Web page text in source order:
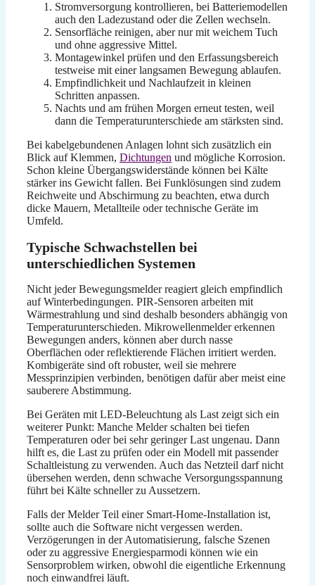
Stromversorgung kontrollieren, bei Batteriemodellen
auch den Ladezustand oder die Zellen wechseln.
Sensorfläche reinigen, aber nur mit weichem Tuch
und ohne aggressive Mittel.
Montagewinkel prüfen und den Erfassungsbereich
testweise mit einer langsamen Bewegung ablaufen.
Empfindlichkeit und Nachlaufzeit in kleinen
Schritten anpassen.
Nachts und am frühen Morgen erneut testen, weil
dann die Temperaturunterschiede am stärksten sind.
Bei kabelgebundenen Anlagen lohnt sich zusätzlich ein
Blick auf Klemmen, Dichtungen und mögliche Korrosion.
Schon kleine Übergangswiderstände können bei Kälte
stärker ins Gewicht fallen. Bei Funklösungen sind zudem
Reichweite und Abschirmung zu beachten, etwa durch
dicke Mauern, Metallteile oder technische Geräte im
Umfeld.
Typische Schwachstellen bei
unterschiedlichen Systemen
Nicht jeder Bewegungsmelder reagiert gleich empfindlich
auf Winterbedingungen. PIR-Sensoren arbeiten mit
Wärmestrahlung und sind deshalb besonders abhängig von
Temperaturunterschieden. Mikrowellenmelder erkennen
Bewegungen anders, können aber durch nasse
Oberflächen oder reflektierende Flächen irritiert werden.
Kombigeräte sind oft robuster, weil sie mehrere
Messprinzipien verbinden, benötigen dafür aber meist eine
sauberere Abstimmung.
Bei Geräten mit LED-Beleuchtung als Last zeigt sich ein
weiterer Punkt: Manche Melder schalten bei tiefen
Temperaturen oder bei sehr geringer Last ungenau. Dann
hilft es, die Last zu prüfen oder ein Modell mit passender
Schaltleistung zu verwenden. Auch das Netzteil darf nicht
übersehen werden, denn schwache Versorgungsspannung
führt bei Kälte schneller zu Aussetzern.
Falls der Melder Teil einer Smart-Home-Installation ist,
sollte auch die Software nicht vergessen werden.
Verzögerungen in der Automatisierung, falsche Szenen
oder zu aggressive Energiesparmodi können wie ein
Sensorproblem wirken, obwohl die eigentliche Erkennung
noch einwandfrei läuft.